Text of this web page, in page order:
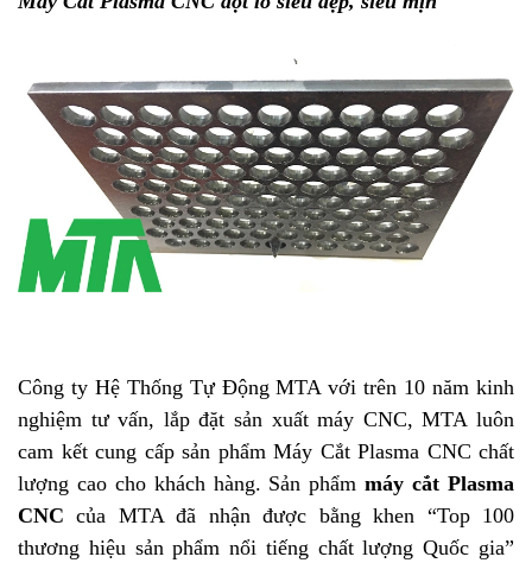
Công ty Hệ Thống Tự Động MTA với trên 10 năm kinh
nghiệm tư vấn, lắp đặt sản xuất máy CNC, MTA luôn
cam kết cung cấp sản phẩm Máy Cắt Plasma CNC chất
lượng cao cho khách hàng. Sản phẩmmáy cắt Plasma
CNC của MTA đã nhận được bằng khen “Top 100
thương hiệu sản phẩm nổi tiếng chất lượng Quốc gia”